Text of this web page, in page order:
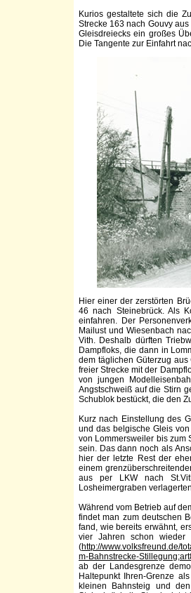
Kurios gestaltete sich die
Strecke 163 nach Gouvy
Gleisdreiecks ein großes
Die Tangente zur Einfahrt
Hier einer der zerstörten
46 nach Steinebrück. Als
einfahren. Der
Mailust und Wiesenbach
Vith. Deshalb dürften
Dampfloks, die dann in
dem täglichen Güterzug
freier Strecke mit der
von jungen
Angstschweiß auf die Stirn
Schublok bestückt, die den
Kurz nach Einstellung des
und das belgische Gleis
von Lommersweiler bis zum
sein. Das dann noch als
hier der letzte Rest der
einem
aus per LKW nach
Losheimergraben
Während vom Betrieb auf
findet man zum deutschen
fand, wie bereits erwähnt,
vier Jahren schon wieder
(http://www.volksfreund.de/
m-Bahnstrecke-
ab der Landesgrenze
Haltepunkt Ihren-Grenze
kleinen Bahnsteig und